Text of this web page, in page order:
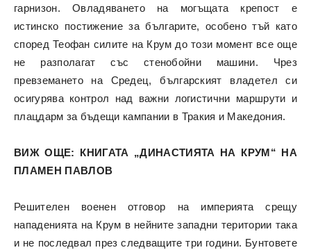
гарнизон. Овладяването на могъщата крепост е
истинско постижение за българите, особено тъй като
според Теофан силите на Крум до този момент все още
не разполагат със стенобойни машини. Чрез
превземането на Средец, българският владетел си
осигурява контрол над важни логистични маршрути и
плацдарм за бъдещи кампании в Тракия и Македония.
ВИЖ ОЩЕ: КНИГАТА „ДИНАСТИЯТА НА КРУМ“ НА
ПЛАМЕН ПАВЛОВ
Решителен военен отговор на империята срещу
нападенията на Крум в нейните западни територии така
и не последвал през следващите три години. Бунтовете